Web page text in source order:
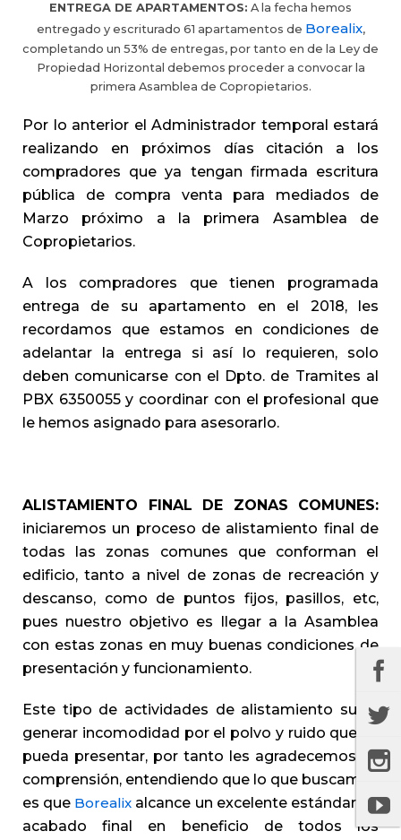
ENTREGA DE APARTAMENTOS: A la fecha hemos
entregado y escriturado 61 apartamentos de Borealix,
completando un 53% de entregas, por tanto en de la Ley de
Propiedad Horizontal debemos proceder a convocar la
primera Asamblea de Copropietarios.
Por lo anterior el Administrador temporal estará
realizando en próximos días citación a los
compradores que ya tengan firmada escritura
pública de compra venta para mediados de
Marzo próximo a la primera Asamblea de
Copropietarios.
A los compradores que tienen programada
entrega de su apartamento en el 2018, les
recordamos que estamos en condiciones de
adelantar la entrega si así lo requieren, solo
deben comunicarse con el Dpto. de Tramites al
PBX 6350055 y coordinar con el profesional que
le hemos asignado para asesorarlo.
ALISTAMIENTO FINAL DE ZONAS COMUNES:
iniciaremos un proceso de alistamiento final de
todas las zonas comunes que conforman el
edificio, tanto a nivel de zonas de recreación y
descanso, como de puntos fijos, pasillos, etc,
pues nuestro objetivo es llegar a la Asamblea
con estas zonas en muy buenas condiciones de
presentación y funcionamiento.
Este tipo de actividades de alistamiento suele
generar incomodidad por el polvo y ruido que se
pueda presentar, por tanto les agradecemos su
comprensión, entendiendo que lo que buscamos
es que Borealix alcance un excelente estándar de
acabado final en beneficio de todos los